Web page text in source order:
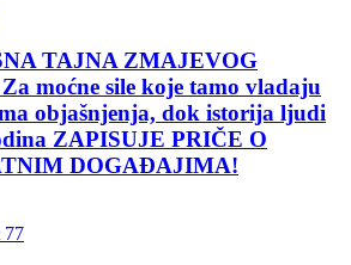
TAJNA ZMAJEVOG
moćne sile koje tamo vladaju
objašnjenja, dok istorija ljudi
ZAPISUJE PRIČE O
DOGAĐAJIMA!
77